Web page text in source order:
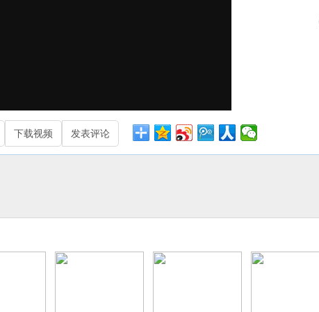
下载视频 发表评论